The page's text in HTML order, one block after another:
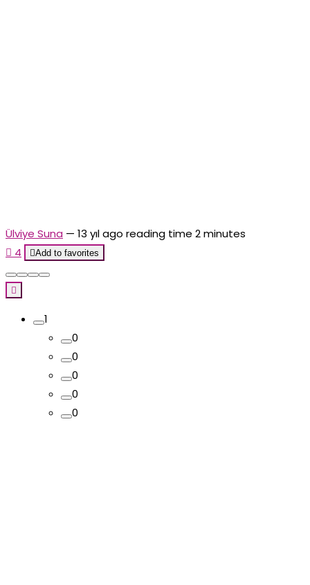
Ülviye Suna — 13 yıl ago reading time 2 minutes
 4 Add to favorites

1
0
0
0
0
0